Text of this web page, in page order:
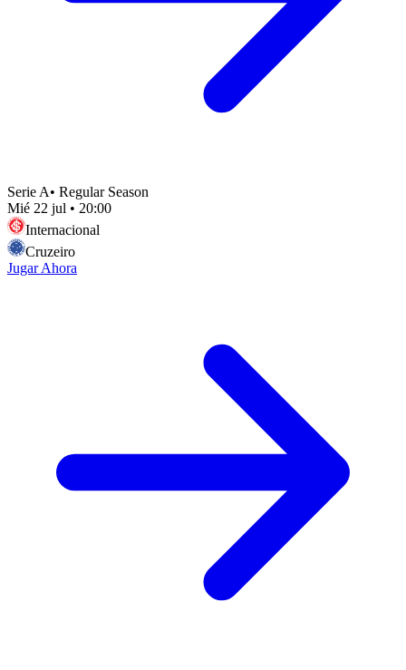
Serie A• Regular Season
Mié 22 jul • 20:00
Internacional
Cruzeiro
Jugar Ahora